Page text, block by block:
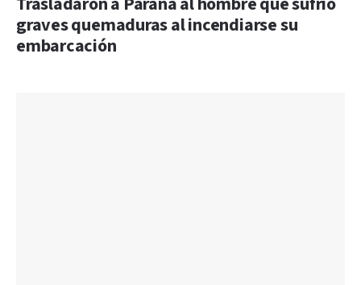
graves quemaduras al incendiarse su
embarcación